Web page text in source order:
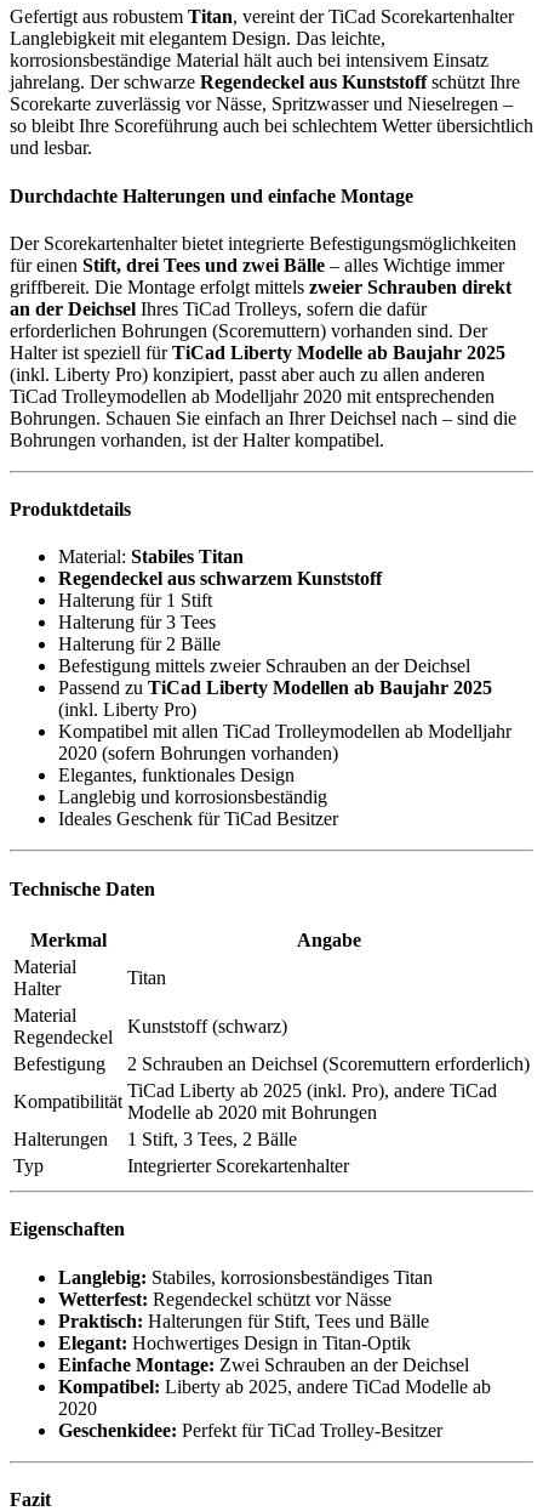
Gefertigt aus robustem Titan, vereint der TiCad Scorekartenhalter
Langlebigkeit mit elegantem Design. Das leichte,
korrosionsbeständige Material hält auch bei intensivem Einsatz
jahrelang. Der schwarze Regendeckel aus Kunststoffschützt Ihre
Scorekarte zuverlässig vor Nässe, Spritzwasser und Nieselregen –
so bleibt Ihre Scoreführung auch bei schlechtem Wetter übersichtlich
und lesbar.
Durchdachte Halterungen und einfache Montage
Der Scorekartenhalter bietet integrierte Befestigungsmöglichkeiten
für einen Stift, drei Tees und zwei Bälle – alles Wichtige immer
griffbereit. Die Montage erfolgt mittels zweier Schrauben direkt
an der Deichsel Ihres TiCad Trolleys, sofern die dafür
erforderlichen Bohrungen (Scoremuttern) vorhanden sind. Der
Halter ist speziell fürTiCad Liberty Modelle ab Baujahr 2025
(inkl. Liberty Pro) konzipiert, passt aber auch zu allen anderen
TiCad Trolleymodellen ab Modelljahr 2020 mit entsprechenden
Bohrungen. Schauen Sie einfach an Ihrer Deichsel nach – sind die
Bohrungen vorhanden, ist der Halter kompatibel.
Produktdetails
Material: Stabiles Titan
Regendeckel aus schwarzem Kunststoff
Halterung für 1 Stift
Halterung für 3 Tees
Halterung für 2 Bälle
Befestigung mittels zweier Schrauben an der Deichsel
Passend zu TiCad Liberty Modellen ab Baujahr 2025
(inkl. Liberty Pro)
Kompatibel mit allen TiCad Trolleymodellen ab Modelljahr
2020 (sofern Bohrungen vorhanden)
Elegantes, funktionales Design
Langlebig und korrosionsbeständig
Ideales Geschenk für TiCad Besitzer
Technische Daten
Merkmal
Angabe
Material
Halter
Titan
Material
Regendeckel
Kunststoff (schwarz)
Befestigung
2 Schrauben an Deichsel (Scoremuttern erforderlich)
Kompatibilität
TiCad Liberty ab 2025 (inkl. Pro), andere TiCad
Modelle ab 2020 mit Bohrungen
Halterungen
1 Stift, 3 Tees, 2 Bälle
Typ
Integrierter Scorekartenhalter
Eigenschaften
Langlebig: Stabiles, korrosionsbeständiges Titan
Wetterfest: Regendeckel schützt vor Nässe
Praktisch: Halterungen für Stift, Tees und Bälle
Elegant: Hochwertiges Design in Titan-Optik
Einfache Montage: Zwei Schrauben an der Deichsel
Kompatibel: Liberty ab 2025, andere TiCad Modelle ab
2020
Geschenkidee: Perfekt für TiCad Trolley-Besitzer
Fazit